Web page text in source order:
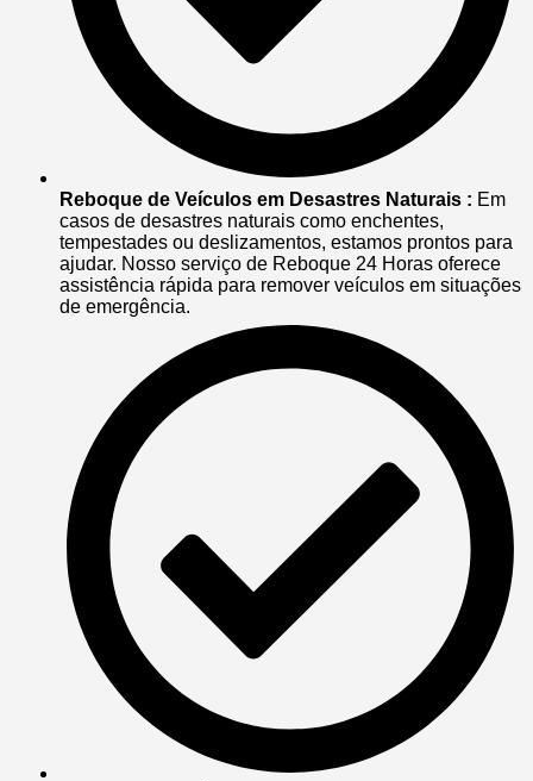
Reboque de Veículos em Desastres Naturais : Em
casos de desastres naturais como enchentes,
tempestades ou deslizamentos, estamos prontos para
ajudar. Nosso serviço de Reboque 24 Horas oferece
assistência rápida para remover veículos em situações
de emergência.